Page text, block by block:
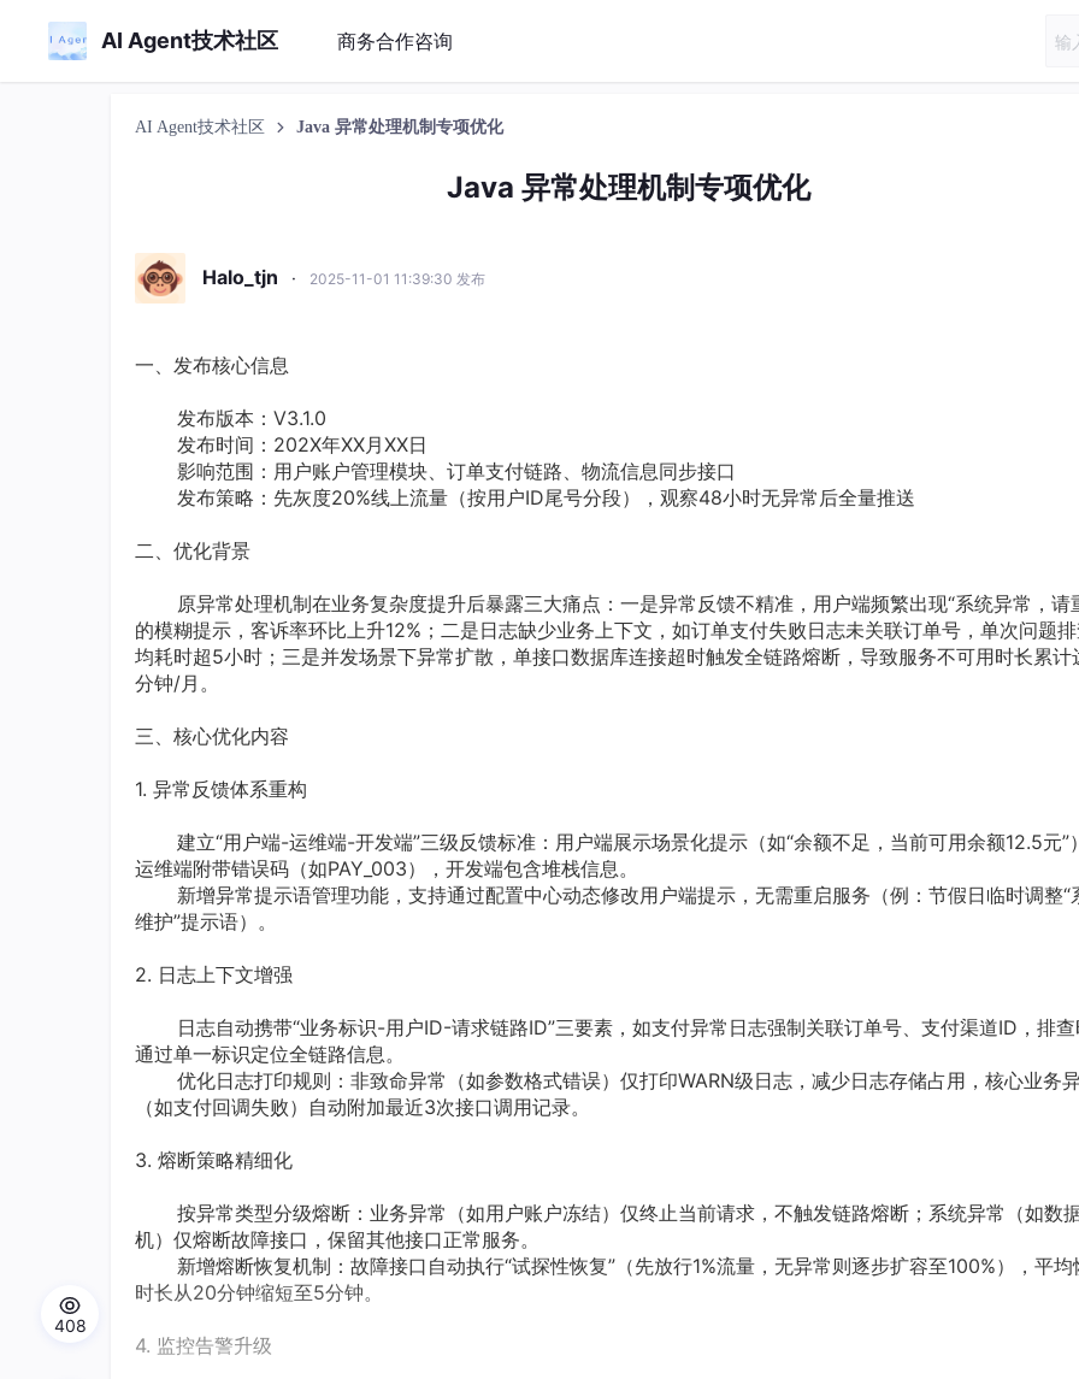
AI Agent技术社区 商务合作咨询
AI Agent技术社区 Java 异常处理机制专项优化
Java 异常处理机制专项优化
Halo_tjn · 2025-11-01 11:39:30 发布
一、发布核心信息
发布版本：V3.1.0
发布时间：202X年XX月XX日
影响范围：用户账户管理模块、订单支付链路、物流信息同步接口
发布策略：先灰度20%线上流量（按用户ID尾号分段），观察48小时无异常后全量推送
二、优化背景
原异常处理机制在业务复杂度提升后暴露三大痛点：一是异常反馈不精准，用户端频繁出现“系统异常，请
的模糊提示，客诉率环比上升12%；二是日志缺少业务上下文，如订单支付失败日志未关联订单号，单次问题
均耗时超5小时；三是并发场景下异常扩散，单接口数据库连接超时触发全链路熔断，导致服务不可用时长累计
分钟/月。
三、核心优化内容
1. 异常反馈体系重构
建立“用户端-运维端-开发端”三级反馈标准：用户端展示场景化提示（如“余额不足，当前可用余额12.5元”
运维端附带错误码（如PAY_003），开发端包含堆栈信息。
新增异常提示语管理功能，支持通过配置中心动态修改用户端提示，无需重启服务（例：节假日临时调整“
维护”提示语）。
2. 日志上下文增强
日志自动携带“业务标识-用户ID-请求链路ID”三要素，如支付异常日志强制关联订单号、支付渠道ID，排查
通过单一标识定位全链路信息。
优化日志打印规则：非致命异常（如参数格式错误）仅打印WARN级日志，减少日志存储占用，核心业务
（如支付回调失败）自动附加最近3次接口调用记录。
3. 熔断策略精细化
按异常类型分级熔断：业务异常（如用户账户冻结）仅终止当前请求，不触发链路熔断；系统异常（如数
机）仅熔断故障接口，保留其他接口正常服务。
新增熔断恢复机制：故障接口自动执行“试探性恢复”（先放行1%流量，无异常则逐步扩容至100%），平均
时长从20分钟缩短至5分钟。
4. 监控告警升级
408